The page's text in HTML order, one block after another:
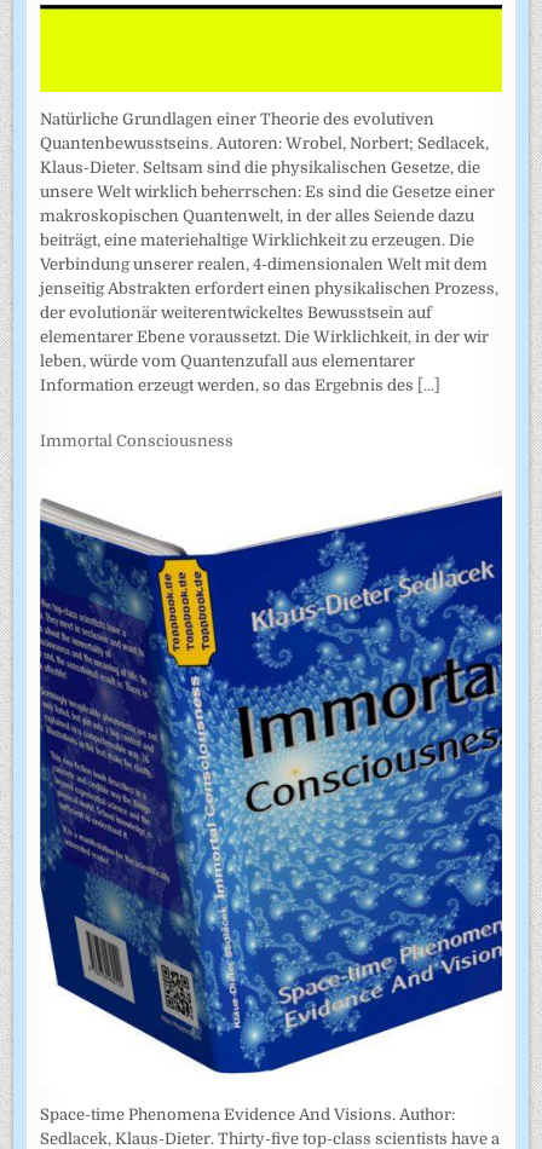
Natürliche Grundlagen einer Theorie des evolutiven
Quantenbewusstseins. Autoren: Wrobel, Norbert; Sedlacek,
Klaus-Dieter. Seltsam sind die physikalischen Gesetze, die
unsere Welt wirklich beherrschen: Es sind die Gesetze einer
makroskopischen Quantenwelt, in der alles Seiende dazu
beiträgt, eine materiehaltige Wirklichkeit zu erzeugen. Die
Verbindung unserer realen, 4-dimensionalen Welt mit dem
jenseitig Abstrakten erfordert einen physikalischen Prozess,
der evolutionär weiterentwickeltes Bewusstsein auf
elementarer Ebene voraussetzt. Die Wirklichkeit, in der wir
leben, würde vom Quantenzufall aus elementarer
Information erzeugt werden, so das Ergebnis des [...]
Immortal Consciousness
Space-time Phenomena Evidence And Visions. Author:
Sedlacek, Klaus-Dieter. Thirty-five top-class scientists have a